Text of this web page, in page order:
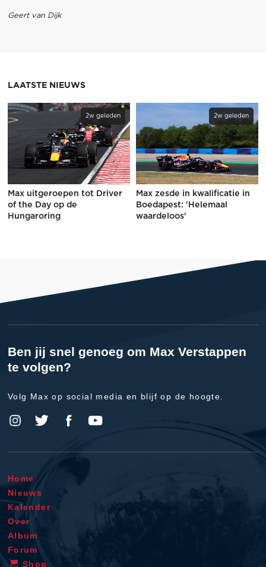
Geert van Dijk
LAATSTE NIEUWS
2w geleden
Max uitgeroepen tot Driver
of the Day op de
Hungaroring
2w geleden
Max zesde in kwalificatie in
Boedapest: 'Helemaal
waardeloos'
Ben jij snel genoeg om Max Verstappen
te volgen?
Volg Max op social media en blijf op de hoogte.
Home
Nieuws
Kalender
Over
Album
Forum
Shop